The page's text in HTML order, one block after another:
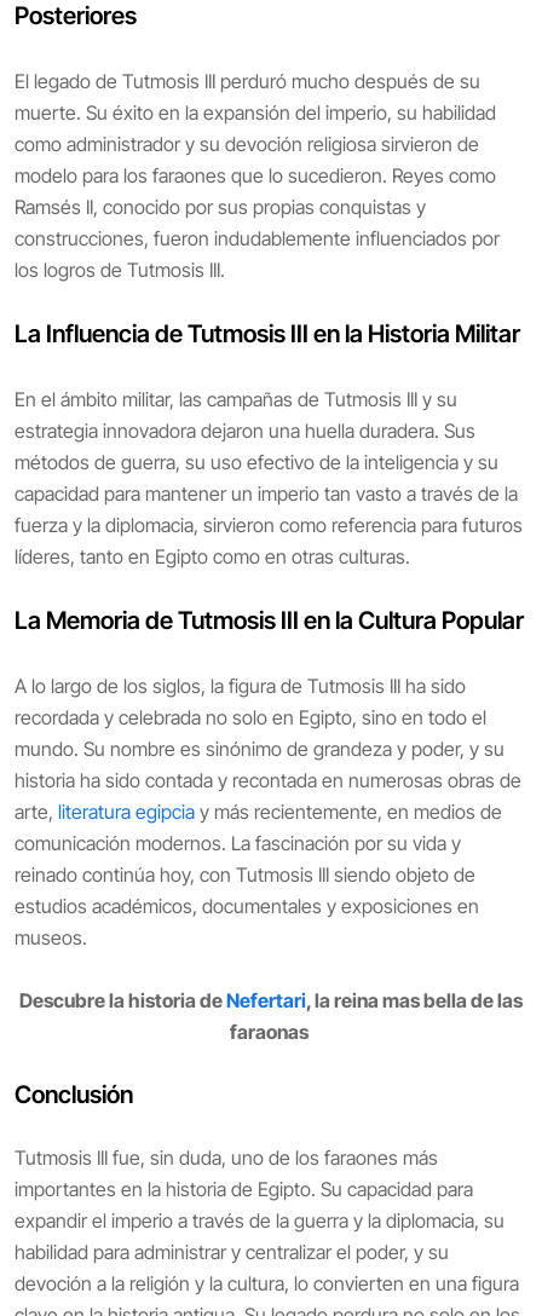
Posteriores
El legado de Tutmosis III perduró mucho después de su
muerte. Su éxito en la expansión del imperio, su habilidad
como administrador y su devoción religiosa sirvieron de
modelo para los faraones que lo sucedieron. Reyes como
Ramsés II, conocido por sus propias conquistas y
construcciones, fueron indudablemente influenciados por
los logros de Tutmosis III.
La Influencia de Tutmosis III en la Historia Militar
En el ámbito militar, las campañas de Tutmosis III y su
estrategia innovadora dejaron una huella duradera. Sus
métodos de guerra, su uso efectivo de la inteligencia y su
capacidad para mantener un imperio tan vasto a través de la
fuerza y la diplomacia, sirvieron como referencia para futuros
líderes, tanto en Egipto como en otras culturas.
La Memoria de Tutmosis III en la Cultura Popular
A lo largo de los siglos, la figura de Tutmosis III ha sido
recordada y celebrada no solo en Egipto, sino en todo el
mundo. Su nombre es sinónimo de grandeza y poder, y su
historia ha sido contada y recontada en numerosas obras de
arte, literatura egipcia y más recientemente, en medios de
comunicación modernos. La fascinación por su vida y
reinado continúa hoy, con Tutmosis III siendo objeto de
estudios académicos, documentales y exposiciones en
museos.
Descubre la historia deNefertari, la reina mas bella de las
faraonas
Conclusión
Tutmosis III fue, sin duda, uno de los faraones más
importantes en la historia de Egipto. Su capacidad para
expandir el imperio a través de la guerra y la diplomacia, su
habilidad para administrar y centralizar el poder, y su
devoción a la religión y la cultura, lo convierten en una figura